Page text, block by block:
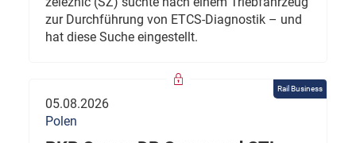
zur Durchführung von ETCS-Diagnostik – und
hat diese Suche eingestellt.
Rail Business
05.08.2026
Polen